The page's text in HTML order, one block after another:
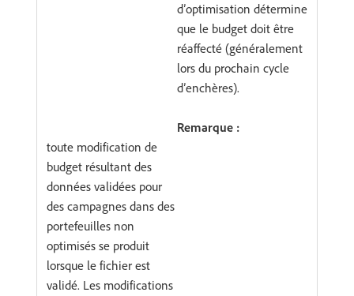
d’optimisation détermine
que le budget doit être
réaffecté (généralement
lors du prochain cycle
d’enchères).
Remarque :
toute modification de
budget résultant des
données validées pour
des campagnes dans des
portefeuilles non
optimisés se produit
lorsque le fichier est
validé. Les modifications